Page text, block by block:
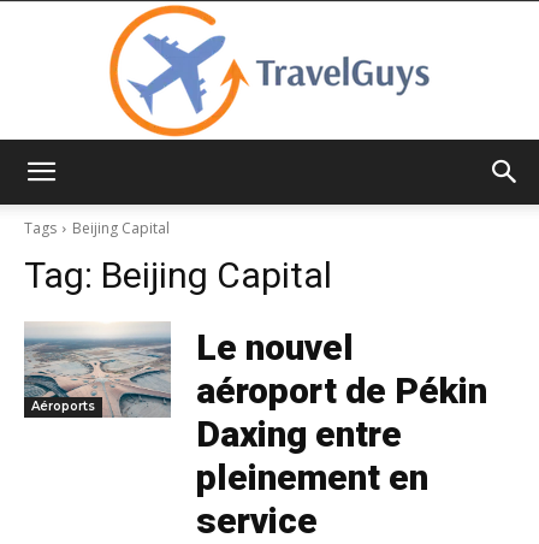
Tags
Beijing Capital
Tag: Beijing Capital
Aéroports
Le nouvel
aéroport de Pékin
Daxing entre
pleinement en
service